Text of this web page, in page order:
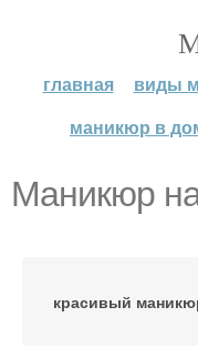
главная виды
маникюр в
Маникюр
красивый